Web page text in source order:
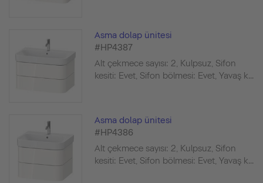
Asma dolap ünitesi
#HP4387
Alt çekmece sayısı: 2, Kulpsuz, Sifon
kesiti: Evet, Sifon bölmesi: Evet, Yavaş k...
Asma dolap ünitesi
#HP4386
Alt çekmece sayısı: 2, Kulpsuz, Sifon
kesiti: Evet, Sifon bölmesi: Evet, Yavaş k...